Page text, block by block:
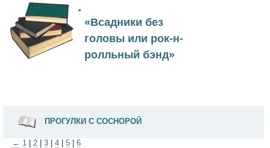
«Всадники без
головы или рок-н-
ролльный бэнд»
ПРОГУЛКИ С СОСНОРОЙ
← 1 2 3 4 5 6